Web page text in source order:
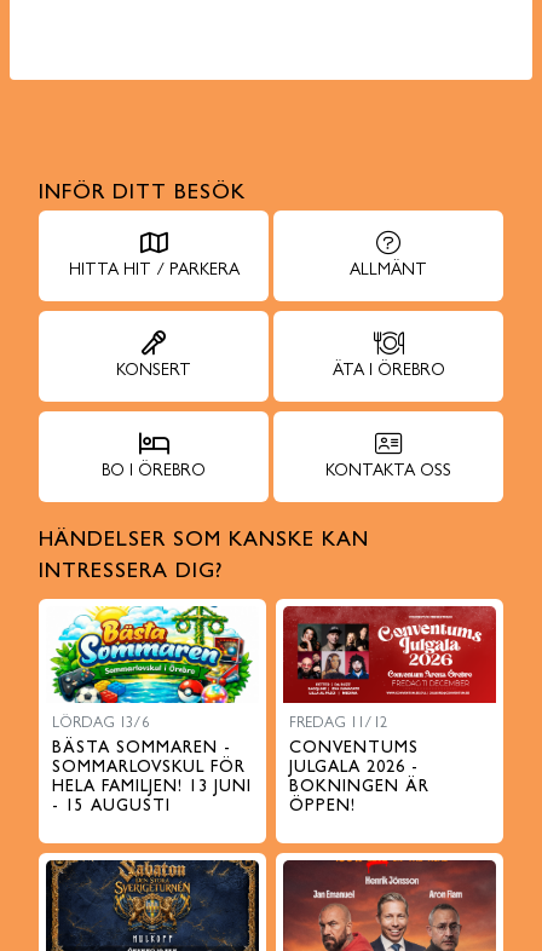
INFÖR DITT BESÖK
HITTA HIT / PARKERA ALLMÄNT
KONSERT ÄTA I ÖREBRO
BO I ÖREBRO KONTAKTA OSS
HÄNDELSER SOM KANSKE KAN
INTRESSERA DIG?
LÖRDAG 13/6
BÄSTA SOMMAREN -
SOMMARLOVSKUL FÖR
HELA FAMILJEN! 13 JUNI
- 15 AUGUSTI
FREDAG 11/12
CONVENTUMS
JULGALA 2026 -
BOKNINGEN ÄR
ÖPPEN!